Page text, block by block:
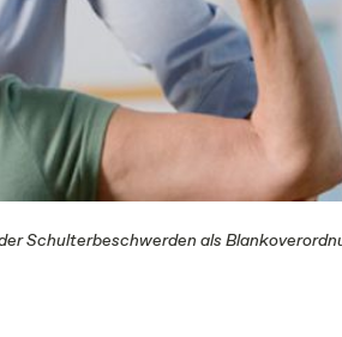
Schulterbeschwerden als